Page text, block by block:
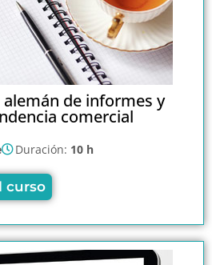
alemán de informes y
comercial
Duración: 10 h
curso